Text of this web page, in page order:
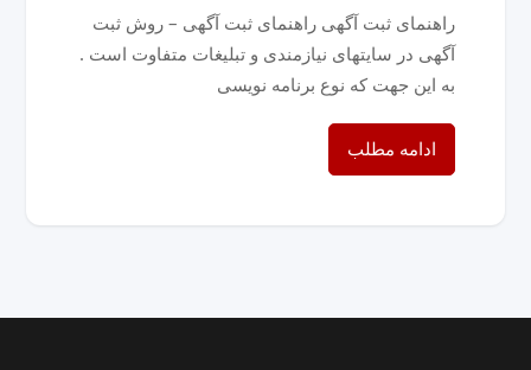
راهنمای ثبت آگهی راهنمای ثبت آگهی – روش ثبت
آگهی در سایتهای نیازمندی و تبلیغات متفاوت است .
به این جهت که نوع برنامه نویسی
ادامه مطلب